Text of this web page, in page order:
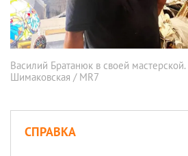
Василий Братанюк в своей
Шимаковская / MR7
СПРАВКА